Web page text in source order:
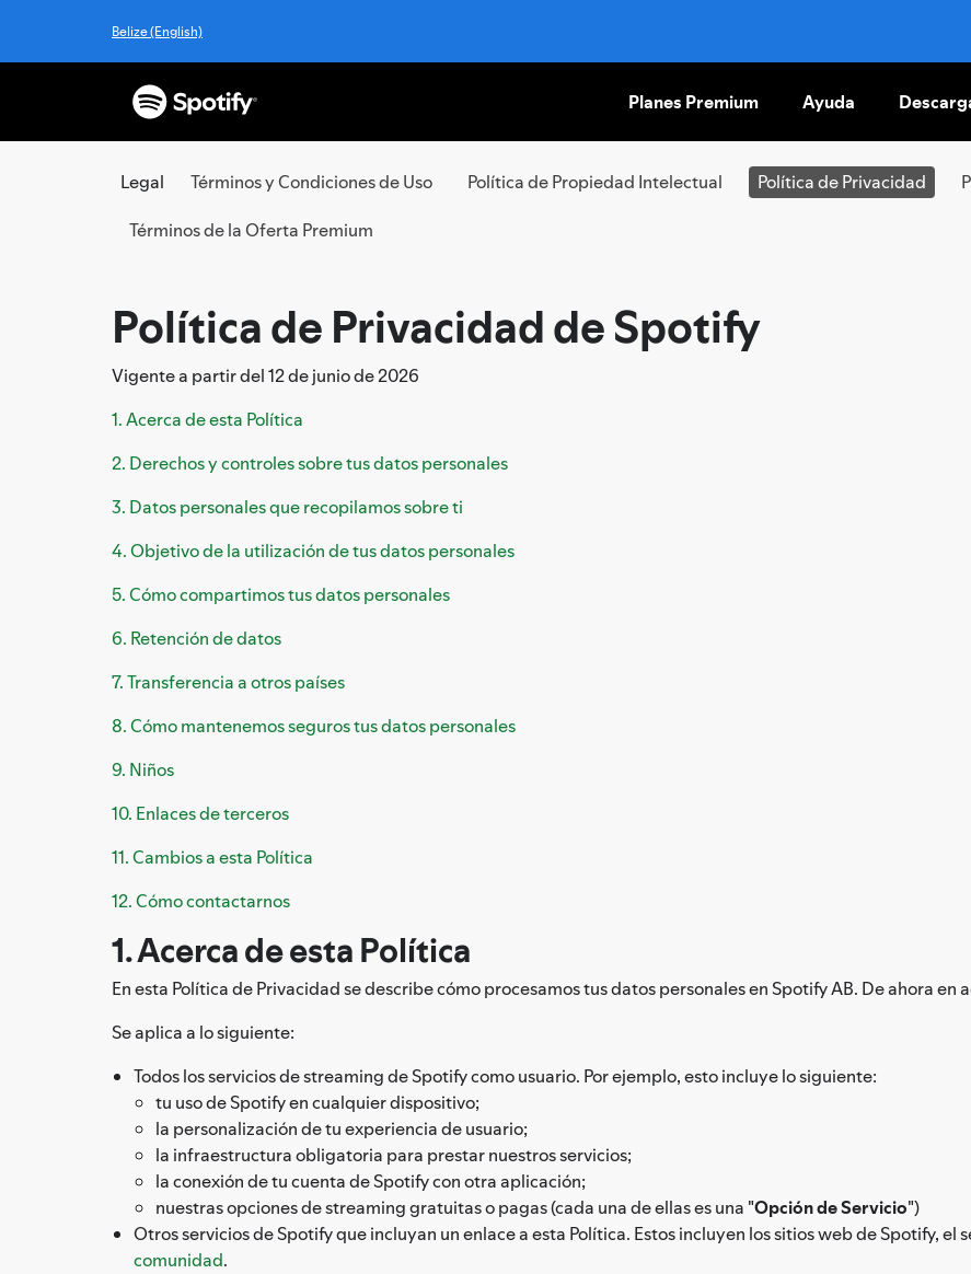
Belize (English)
IR
AL
CONTENIDO
Planes Premium Ayuda
Legal Términos y Condiciones de Uso Política de Propiedad Intelectual Política de Privacidad
Términos de la Oferta Premium
Política de Privacidad de Spotify
Vigente a partir del 12 de junio de 2026
1. Acerca de esta Política
2. Derechos y controles sobre tus datos personales
3. Datos personales que recopilamos sobre ti
4. Objetivo de la utilización de tus datos personales
5. Cómo compartimos tus datos personales
6. Retención de datos
7. Transferencia a otros países
8. Cómo mantenemos seguros tus datos personales
9. Niños
10. Enlaces de terceros
11. Cambios a esta Política
12. Cómo contactarnos
1. Acerca de esta Política
En esta Política de Privacidad se describe cómo procesamos tus datos personales en Spotify AB. De ahora en
Se aplica a lo siguiente:
Todos los servicios de streaming de Spotify como usuario. Por ejemplo, esto incluye lo siguiente:
tu uso de Spotify en cualquier dispositivo;
la personalización de tu experiencia de usuario;
la infraestructura obligatoria para prestar nuestros servicios;
la conexión de tu cuenta de Spotify con otra aplicación;
nuestras opciones de streaming gratuitas o pagas (cada una de ellas es una "Opción de Servicio")
Otros servicios de Spotify que incluyan un enlace a esta Política. Estos incluyen los sitios web de Spotify, el
comunidad.